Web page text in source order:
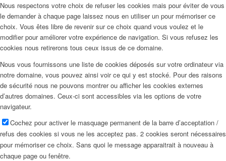
Nous respectons votre choix de refuser les cookies mais pour éviter de vous
le demander à chaque page laissez nous en utiliser un pour mémoriser ce
choix. Vous êtes libre de revenir sur ce choix quand vous voulez et le
modifier pour améliorer votre expérience de navigation. Si vous refusez les
cookies nous retirerons tous ceux issus de ce domaine.
Nous vous fournissons une liste de cookies déposés sur votre ordinateur via
notre domaine, vous pouvez ainsi voir ce qui y est stocké. Pour des raisons
de sécurité nous ne pouvons montrer ou afficher les cookies externes
d’autres domaines. Ceux-ci sont accessibles via les options de votre
navigateur.
Cochez pour activer le masquage permanent de la barre d’acceptation /
refus des cookies si vous ne les acceptez pas. 2 cookies seront nécessaires
pour mémoriser ce choix. Sans quoi le message apparaitrait à nouveau à
chaque page ou fenêtre.